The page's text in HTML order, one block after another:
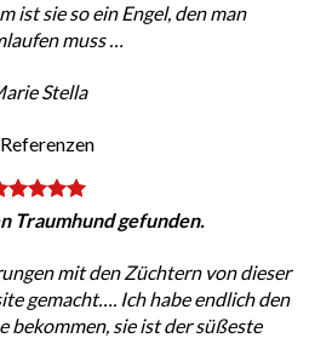
ist sie so ein Engel, den man
muss …
Stella
Traumhund gefunden.
mit den Züchtern von dieser
gemacht…. Ich habe endlich den
bekommen, sie ist der süßeste